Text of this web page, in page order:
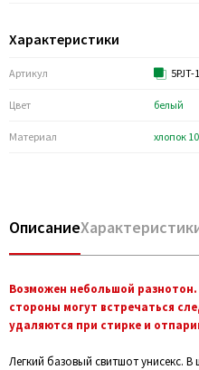
Характеристики
Артикул 5PJT-
Цвет белый
Материал хлопок
Описание
Возможен небольшой
стороны могут встречаться
удаляются при стирке и
Легкий базовый свитшот унисекс.